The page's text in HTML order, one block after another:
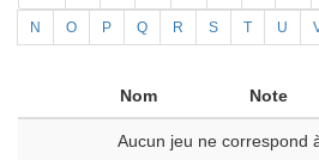
N O P Q R S T U
Nom Note
Aucun jeu ne correspond